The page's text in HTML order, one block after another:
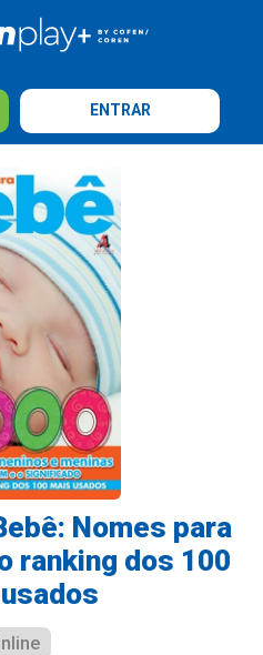
ENTRAR
Nomes para
ranking dos 100